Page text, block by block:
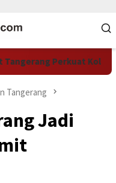
Perkuat
Tangerang
Jadi